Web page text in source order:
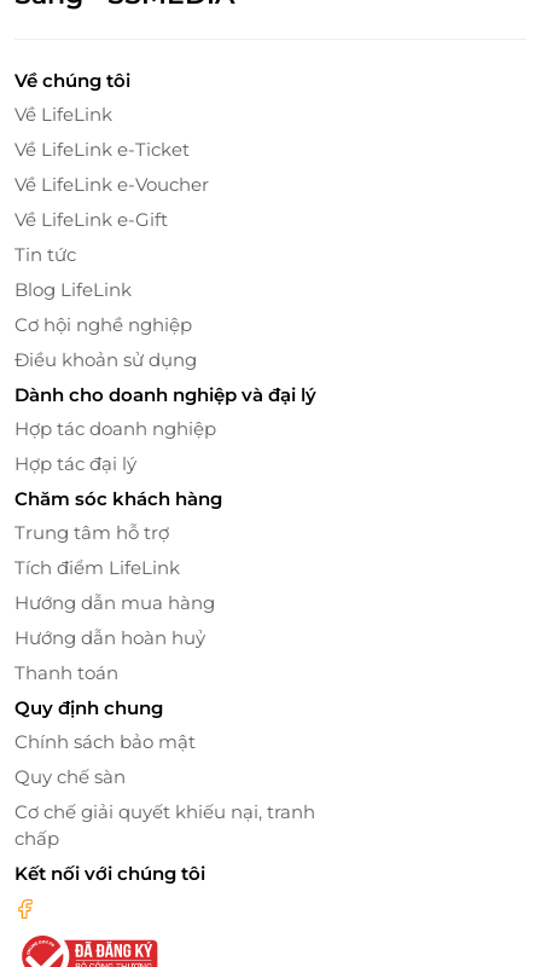
Tiện lợi - dễ bảo quản - linh hoạt tặng biếu
Tất cả đặc sản trong hộp quà đều có hạn sử dụng rõ
ràng và linh hoạt:
xuất.
Mứt & trái cây sấy: 1 tháng.
Thịt khô: 1 tháng.
Sản phẩm được bảo quản tiện lợi, sẵn sàng tặng
biếu hoặc sử dụng trong các buổi họp mặt đầu năm,
mang lại trải nghiệm vị giác trọn vẹn cho cả gia đình.
Ưu đãi hấp dẫn khi đặt tại LifeLink
Đặt hộp quà GIVISTA Tết Bính Ngọ 2026 tại LifeLink,
bạn không chỉ nhận ưu đãi riêng mà còn có trải
nghiệm mua sắm nhanh chóng, tiện lợi và bảo mật.
Về chúng tôi
Về LifeLink
Về LifeLink e-Ticket
Về LifeLink e-Voucher
Về LifeLink e-Gift
Tin tức
Blog LifeLink
Cơ hội nghề nghiệp
Điều khoản sử dụng
Dành cho doanh nghiệp và đại lý
Hợp tác doanh nghiệp
Hợp tác đại lý
Chăm sóc khách hàng
Trung tâm hỗ trợ
Tích điểm LifeLink
Hướng dẫn mua hàng
Hướng dẫn hoàn huỷ
Thanh toán
Quy định chung
Chính sách bảo mật
Quy chế sàn
Cơ chế giải quyết khiếu nại, tranh
chấp
Kết nối với chúng tôi